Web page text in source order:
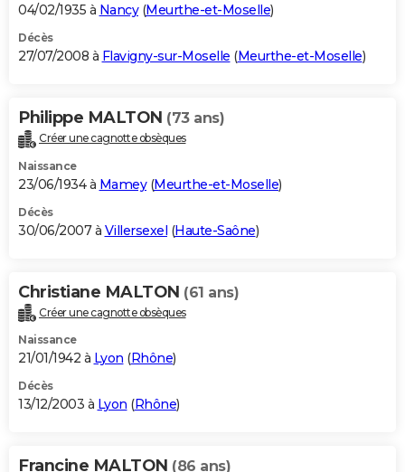
04/02/1935 à Nancy(Meurthe-et-Moselle)
Décès
27/07/2008 à Flavigny-sur-Moselle (Meurthe-et-Moselle)
Philippe MALTON (73 ans)
Créer une cagnotte obsèques
Naissance
23/06/1934 à Mamey(Meurthe-et-Moselle)
Décès
30/06/2007 à Villersexel (Haute-Saône)
Christiane MALTON (61 ans)
Créer une cagnotte obsèques
Naissance
21/01/1942 à Lyon (Rhône)
Décès
13/12/2003 à Lyon (Rhône)
Francine MALTON (86 ans)